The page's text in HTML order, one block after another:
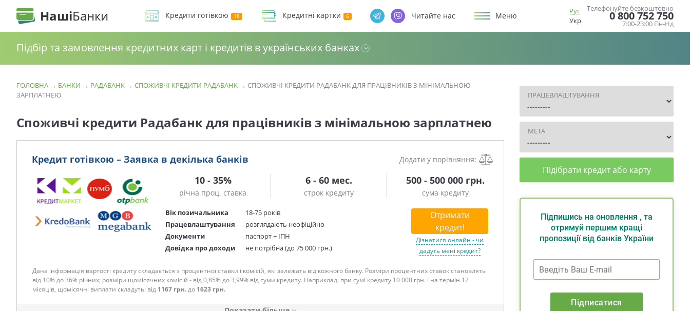
НашіБанки Кредити готівкою Кредитні картки Читайте нас Меню
Рус
Укр
Телефонуйте безкоштовно
0 800 752 750
7:00-23:00 Пн-Нд
Підбір та замовлення кредитних карт і кредитів в українських банках
ГОЛОВНА → БАНКИ → РАДАБАНК → СПОЖИВЧІ КРЕДИТИ РАДАБАНК → СПОЖИВЧІ КРЕДИТИ РАДАБАНК ДЛЯ ПРАЦІВНИКІВ З МІНІМАЛЬНОЮ
ЗАРПЛАТНЕЮ
Споживчі кредити Радабанк для працівників з мінімальною зарплатнею
Кредит готівкою – Заявка в декілька банків Додати у порівняння:
10 - 35%
річна проц. ставка
6 - 60 мес.
строк кредиту
500 - 500 000 грн.
сума кредиту
Вік позичальника
18-75 років
Працевлаштування
розглядають неофіційно
Документи
паспорт + ІПН
Довідка про доходи
не потрібна (до 75 000 грн.)
Отримати
кредит!
Дізнатися онлайн - чи
дадуть мені кредит?
Дана інформація вартості кредиту складається з процентної ставки і комісій, які залежать від кожного банку. Розміри процентних ставок становлять
від 10% до 36% річних; розміри щомісячних комісій - від 0,85% до 3,99% від суми кредиту. Наприклад, при сумі кредиту 10 000 грн. і на термін 12
місяців, щомісячні виплати складуть: від 1167 грн.до 1623 грн.
ПРАЦЕВЛАШТУВАННЯ
МЕТА
Підібрати кредит або карту
Підпишись на оновлення , та
отримуй першим кращі
пропозиції від банків України
Підписатися